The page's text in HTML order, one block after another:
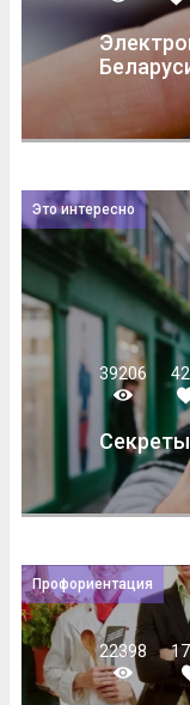
Это интересно
39206
Профориентация
22398